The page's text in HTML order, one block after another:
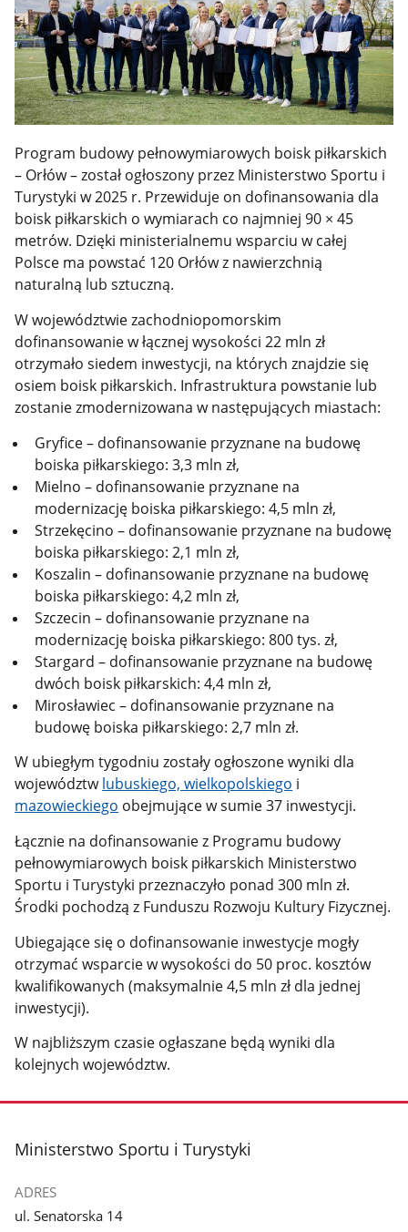
Program budowy pełnowymiarowych boisk piłkarskich
– Orłów – został ogłoszony przez Ministerstwo Sportu i
Turystyki w 2025 r. Przewiduje on dofinansowania dla
boisk piłkarskich o wymiarach co najmniej 90 × 45
metrów. Dzięki ministerialnemu wsparciu w całej
Polsce ma powstać 120 Orłów z nawierzchnią
naturalną lub sztuczną.
W województwie zachodniopomorskim
dofinansowanie w łącznej wysokości 22 mln zł
otrzymało siedem inwestycji, na których znajdzie się
osiem boisk piłkarskich. Infrastruktura powstanie lub
zostanie zmodernizowana w następujących miastach:
Gryfice – dofinansowanie przyznane na budowę
boiska piłkarskiego: 3,3 mln zł,
Mielno – dofinansowanie przyznane na
modernizację boiska piłkarskiego: 4,5 mln zł,
Strzekęcino – dofinansowanie przyznane na budowę
boiska piłkarskiego: 2,1 mln zł,
Koszalin – dofinansowanie przyznane na budowę
boiska piłkarskiego: 4,2 mln zł,
Szczecin – dofinansowanie przyznane na
modernizację boiska piłkarskiego: 800 tys. zł,
Stargard – dofinansowanie przyznane na budowę
dwóch boisk piłkarskich: 4,4 mln zł,
Mirosławiec – dofinansowanie przyznane na
budowę boiska piłkarskiego: 2,7 mln zł.
W ubiegłym tygodniu zostały ogłoszone wyniki dla
województwlubuskiego, wielkopolskiego i
mazowieckiego obejmujące w sumie 37 inwestycji.
Łącznie na dofinansowanie z Programu budowy
pełnowymiarowych boisk piłkarskich Ministerstwo
Sportu i Turystyki przeznaczyło ponad 300 mln zł.
Środki pochodzą z Funduszu Rozwoju Kultury Fizycznej.
Ubiegające się o dofinansowanie inwestycje mogły
otrzymać wsparcie w wysokości do 50 proc. kosztów
kwalifikowanych (maksymalnie 4,5 mln zł dla jednej
inwestycji).
W najbliższym czasie ogłaszane będą wyniki dla
kolejnych województw.
stopka
Ministerstwo Sportu i Turystyki
ADRES
ul. Senatorska 14